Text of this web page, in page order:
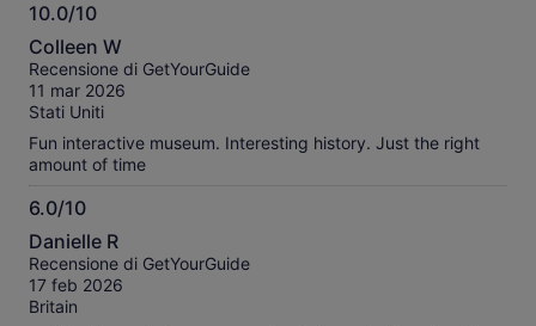
10.0/10
10.0
su
10
Colleen W
Recensione di GetYourGuide
11 mar 2026
Stati Uniti
Fun interactive museum. Interesting history. Just the right
amount of time
6.0/10
6.0
su
10
Danielle R
Recensione di GetYourGuide
17 feb 2026
Britain